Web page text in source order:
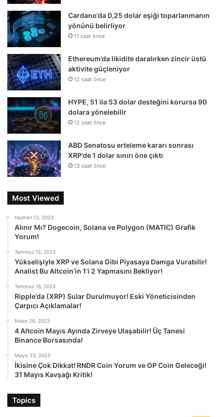
Cardano’da 0,25 dolar eşiği toparlanmanın
yönünü belirliyor
11 saat önce
Ethereum’da likidite daralırken zincir üstü
aktivite güçleniyor
12 saat önce
HYPE, 51 ila 53 dolar desteğini korursa 90
dolara yönelebilir
12 saat önce
ABD Senatosu erteleme kararı sonrası
XRP’de 1 dolar sınırı öne çıktı
13 saat önce
Most Viewed
Haziran 12, 2023
Alınır Mı? Dogecoin, Solana ve Polygon (MATIC) Grafik
Yorum!
Temmuz 15, 2023
Yükselişiyle XRP ve Solana Gibi Piyasaya Damga Vurabilir!
Analist Bu Altcoin’in 1’i 2 Yapmasını Bekliyor!
Temmuz 16, 2023
Ripple’da (XRP) Sular Durulmuyor! Eski Yöneticisinden
Çarpıcı Açıklamalar!
Nisan 28, 2023
4 Altcoin Mayıs Ayında Zirveye Ulaşabilir! Üç Tanesi
Binance Borsasında!
Mayıs 23, 2023
İkisine Çok Dikkat! RNDR Coin Yorum ve OP Coin Geleceği!
31 Mayıs Kavşağı Kritik!
Topics